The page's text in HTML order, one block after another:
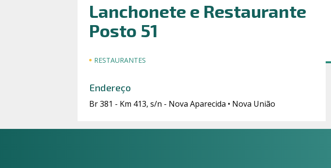
Lanchonete e Restaurante
Posto 51
RESTAURANTES
Endereço
Br 381 - Km 413, s/n - Nova Aparecida • Nova União